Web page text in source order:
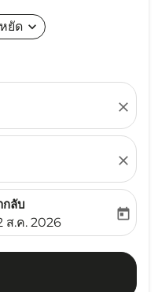
ยัด expand_more
close
close
label
กลับ
booking-return-date-
ส.ค. 2026
today